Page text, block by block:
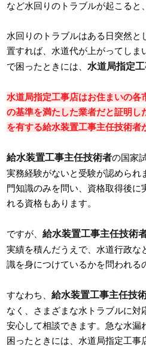
など水回りのトラブルが起こると
水回りのトラブルはある日突然と
置すれば、水道代が上がってしま
で困ったときには、水道局指定
水道局指定工事店はお住まいの各
の基準を満たした業者だと証明し
を有する給水装置工事主任技術者
給水装置工事主任技術者の国家
実務経験がないと受験が認められ
門知識のみを問い、資格取得後に
れる資格もあります。
ですが、給水装置工事主任技術
実績を積んだうえで、水道行政な
識を身につけているかを問われる
すなわち、給水装置工事主任技
なく、さまざまな水トラブルに対
安心して相談できます。急な水漏
困ったときには、水道局指定工事